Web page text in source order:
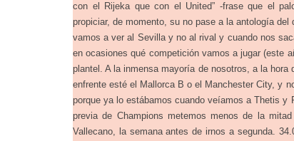
con el Rijeka que con el United” -frase que el
propiciar, de momento, su no pase a la antología
vamos a ver al Sevilla y no al rival y cuando nos
en ocasiones qué competición vamos a jugar (este
plantel. A la inmensa mayoría de nosotros, a la
enfrente esté el Mallorca B o el Manchester City, y
porque ya lo estábamos cuando veíamos a Thetis
previa de Champions metemos menos de la
Vallecano, la semana antes de irnos a segunda.